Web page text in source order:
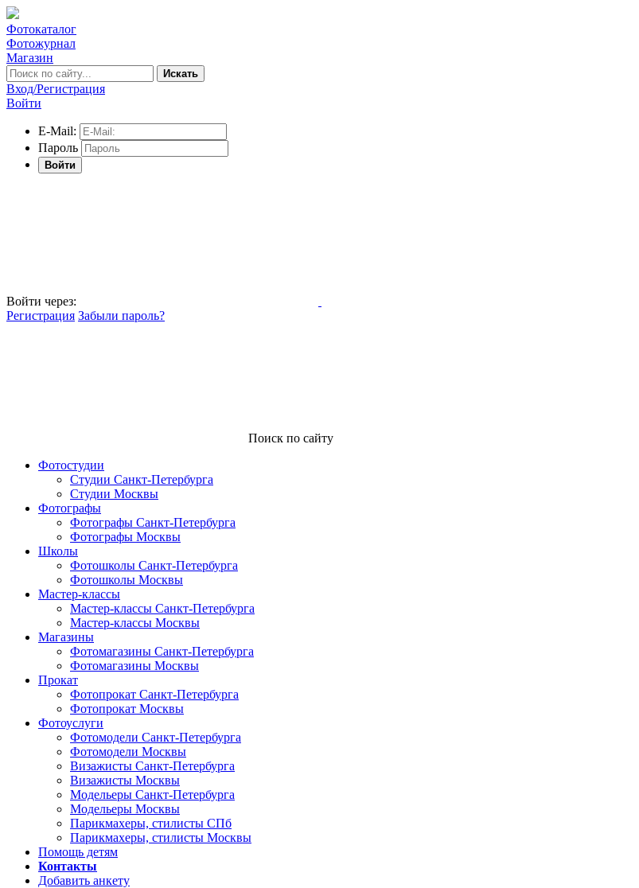
Фотокаталог
Фотожурнал
Магазин
Искать
Вход/Регистрация
Войти
E-Mail:
Пароль
Войти
Войти через:
Регистрация Забыли пароль?
Поиск по сайту
Фотостудии
Студии Санкт-Петербурга
Студии Москвы
Фотографы
Фотографы Санкт-Петербурга
Фотографы Москвы
Школы
Фотошколы Санкт-Петербурга
Фотошколы Москвы
Мастер-классы
Мастер-классы Санкт-Петербурга
Мастер-классы Москвы
Магазины
Фотомагазины Санкт-Петербурга
Фотомагазины Москвы
Прокат
Фотопрокат Санкт-Петербурга
Фотопрокат Москвы
Фотоуслуги
Фотомодели Санкт-Петербурга
Фотомодели Москвы
Визажисты Санкт-Петербурга
Визажисты Москвы
Модельеры Санкт-Петербурга
Модельеры Москвы
Парикмахеры, стилисты СПб
Парикмахеры, стилисты Москвы
Помощь детям
Контакты
Добавить анкету